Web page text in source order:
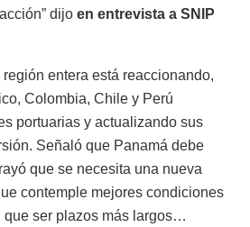
dijo en entrevista a SNIP
entera está reaccionando,
Colombia, Chile y Perú
portuarias y actualizando sus
Señaló que Panamá debe
que se necesita una nueva
contemple mejores condiciones
que ser plazos más largos…